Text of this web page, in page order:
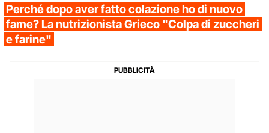
Perché dopo aver fatto colazione ho di nuovo
fame? La nutrizionista Grieco "Colpa di zuccheri
e farine"